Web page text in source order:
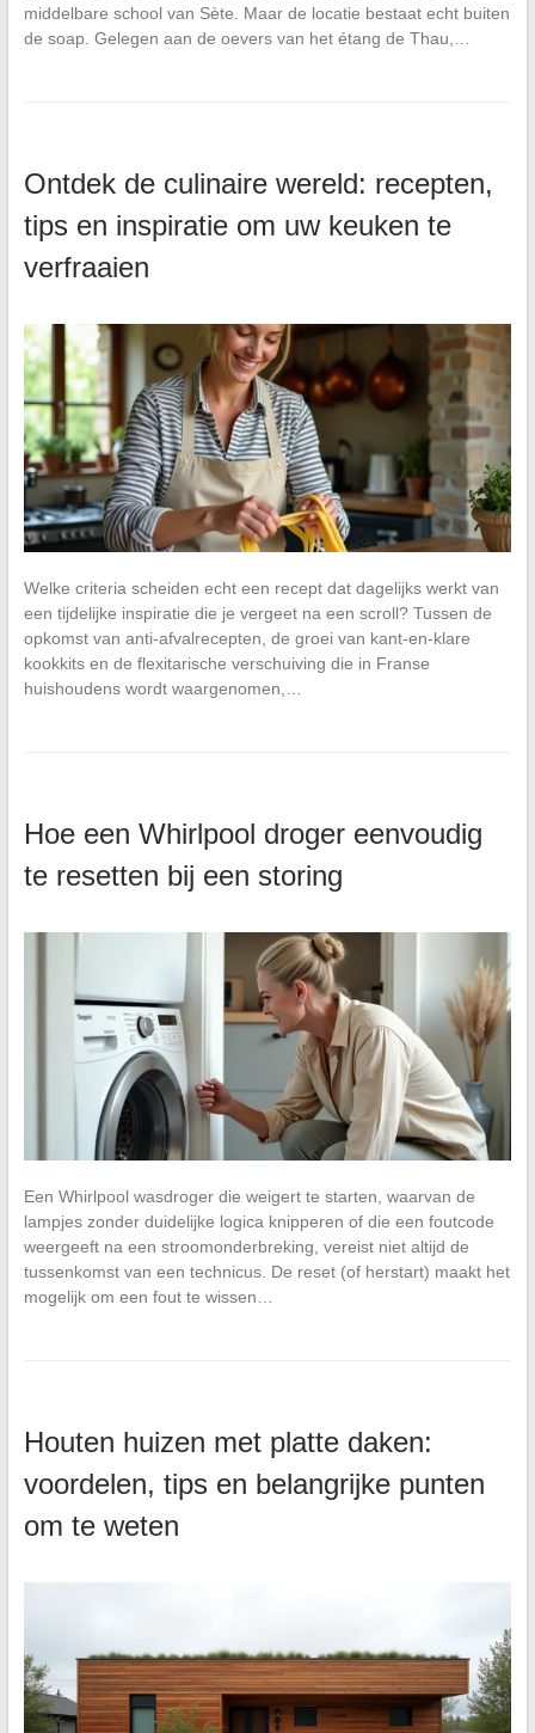
middelbare school van Sète. Maar de locatie bestaat echt buiten
de soap. Gelegen aan de oevers van het étang de Thau,…
Ontdek de culinaire wereld: recepten,
tips en inspiratie om uw keuken te
verfraaien
Welke criteria scheiden echt een recept dat dagelijks werkt van
een tijdelijke inspiratie die je vergeet na een scroll? Tussen de
opkomst van anti-afvalrecepten, de groei van kant-en-klare
kookkits en de flexitarische verschuiving die in Franse
huishoudens wordt waargenomen,…
Hoe een Whirlpool droger eenvoudig
te resetten bij een storing
Een Whirlpool wasdroger die weigert te starten, waarvan de
lampjes zonder duidelijke logica knipperen of die een foutcode
weergeeft na een stroomonderbreking, vereist niet altijd de
tussenkomst van een technicus. De reset (of herstart) maakt het
mogelijk om een fout te wissen…
Houten huizen met platte daken:
voordelen, tips en belangrijke punten
om te weten